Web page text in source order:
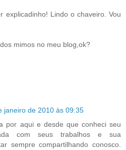
explicadinho! Lindo o chaveiro. Vou
mimos no meu blog,ok?
janeiro de 2010 às 09:35
por aqui e desde que conheci seu
com seus trabalhos e sua
sempre compartilhando conosco.